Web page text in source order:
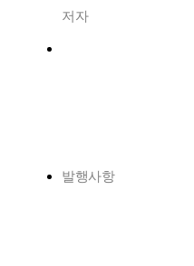
저자
발행사항